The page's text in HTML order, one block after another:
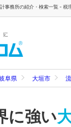
事務所の紹介・検索一覧 - 税
阜県 大垣市
に強い